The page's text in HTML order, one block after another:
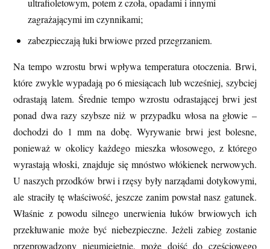
ultrafioletowym, potem z czoła, opadami i innymi
zagrażającymi im czynnikami;
zabezpieczają łuki brwiowe przed przegrzaniem.
Na tempo wzrostu brwi wpływa temperatura otoczenia. Brwi,
które zwykle wypadają po 6 miesiącach lub wcześniej, szybciej
odrastają latem. Średnie tempo wzrostu odrastającej brwi jest
ponad dwa razy szybsze niż w przypadku włosa na głowie –
dochodzi do 1 mm na dobę. Wyrywanie brwi jest bolesne,
ponieważ w okolicy każdego mieszka włosowego, z którego
wyrastają włoski, znajduje się mnóstwo włókienek nerwowych.
U naszych przodków brwi i rzęsy były narządami dotykowymi,
ale straciły tę właściwość, jeszcze zanim powstał nasz gatunek.
Właśnie z powodu silnego unerwienia łuków brwiowych ich
przekłuwanie może być niebezpieczne. Jeżeli zabieg zostanie
przeprowadzony nieumiejętnie, może dojść do częściowego